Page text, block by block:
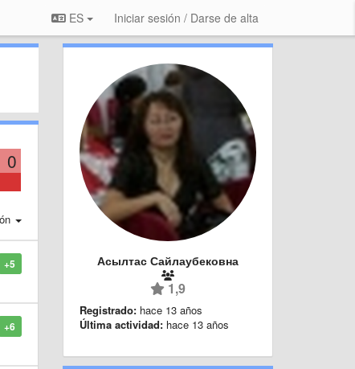
ES Iniciar sesión / Darse de alta
0
+5
+6
Асылтас Сайлаубековна
1,9
Registrado: hace 13 años
Última actividad: hace 13 años